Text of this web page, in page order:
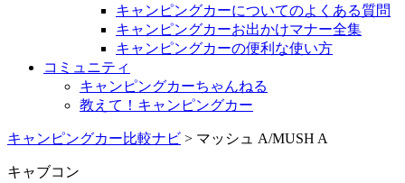
キャンピングカーについてのよくある質問
キャンピングカーお出かけマナー全集
キャンピングカーの便利な使い方
コミュニティ
キャンピングカーちゃんねる
教えて！キャンピングカー
キャンピングカー比較ナビ > マッシュ A/MUSH A
キャブコン